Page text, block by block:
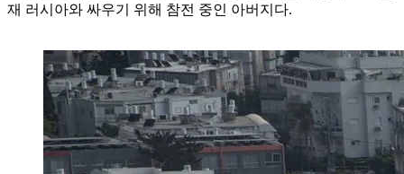
재 러시아와 싸우기 위해 참전 중인 아버지다.